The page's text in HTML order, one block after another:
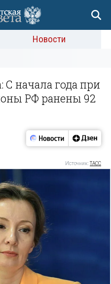
Новости
С начала года при
РФ ранены 92
Источник:ТАСС